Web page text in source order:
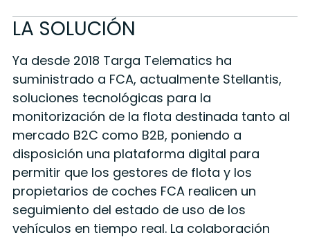
LA SOLUCIÓN
Ya desde 2018 Targa Telematics ha
suministrado a FCA, actualmente Stellantis,
soluciones tecnológicas para la
monitorización de la flota destinada tanto al
mercado B2C como B2B, poniendo a
disposición una plataforma digital para
permitir que los gestores de flota y los
propietarios de coches FCA realicen un
seguimiento del estado de uso de los
vehículos en tiempo real. La colaboración